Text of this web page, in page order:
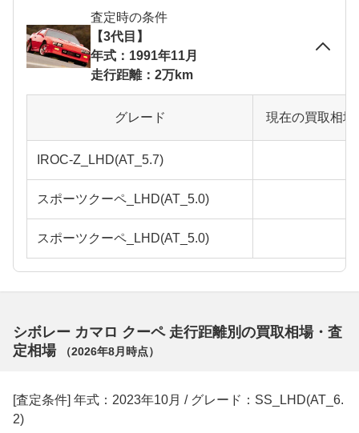
査定時の条件
【3代目】
年式：1991年11月
走行距離：2万km
グレード 現在の買取相
IROC-Z_LHD(AT_5.7)
スポーツクーペ_LHD(AT_5.0)
スポーツクーペ_LHD(AT_5.0)
シボレー カマロ クーペ 走行距離別の買取相場・査
定相場
（2026年8月 時点）
[査定条件] 年式：2023年10月 / グレード：SS_LHD(AT_6.
2)